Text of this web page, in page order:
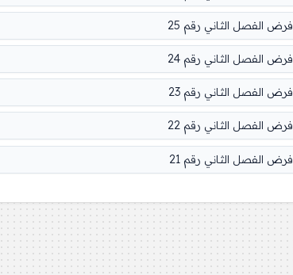
فرض الفصل الثاني رقم 25
فرض الفصل الثاني رقم 24
فرض الفصل الثاني رقم 23
فرض الفصل الثاني رقم 22
فرض الفصل الثاني رقم 21